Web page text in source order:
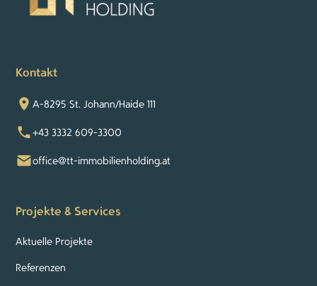
Kontakt
A-8295 St. Johann/Haide 111
+43 3332 609-3300
office@tt-immobilienholding.at
Projekte & Services
Aktuelle Projekte
Referenzen